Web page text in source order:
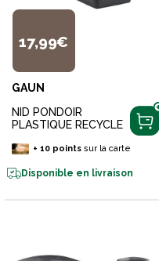
17,99€
GAUN
NID PONDOIR
PLASTIQUE RECYCLE
+ 10pointssur la carte
Disponible en livraison